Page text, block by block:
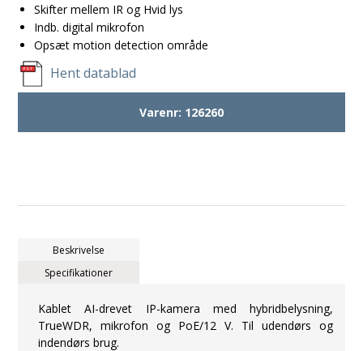
Skifter mellem IR og Hvid lys
Indb. digital mikrofon
Opsæt motion detection område
Hent datablad
Varenr: 126260
Beskrivelse
Specifikationer
Kablet AI-drevet IP-kamera med hybridbelysning,
TrueWDR, mikrofon og PoE/12 V. Til udendørs og
indendørs brug.